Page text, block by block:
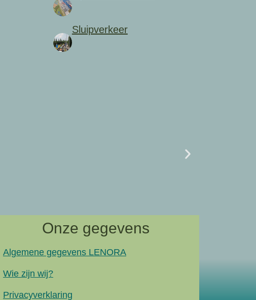
Sluipverkeer
Onze gegevens
Algemene gegevens LENORA
Wie zijn wij?
Privacyverklaring